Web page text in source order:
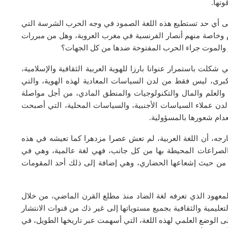
أي حد تستطيع هذه اللغة الصمود في وجه الحرب الشرسة التي
وخاصة منهم أنصار الفرنسية في مغرب العروبة، وهل من مبررات
والموت جراء الحرب المفتوحة ضدها من كل الجهات؟
باستمرار عنوانا بارزا للهوية العربية الثقافية والإسلامية،
ليس فقط من لدن السياسات المعادية لهذه الهوية، والتي
والمال والتكنولوجيات والمنطق المادي، من أجل مواصلة
لدن عملاء السياسات الأجنبية، والسياسات المحلية، التي أصبحت
شعورها بالمسؤولية.
أن اللغة العربية، لم تعش عصرا مزدهرا كما تعيشه في هذه
المحيطة بها من كل جانب، فهي لغة عالمية، وهي في
من حيث إشعاعها الحضاري، وهي إضافة إلى ذلك أحد المقومات
الذي تعرفه لغة الضاد منذ مطلع القرن الماضي، من خلال
والثقافية بجميع مستوياتها إلى غير ذك من قنوات الانتشار
الوضع العلمي لهذه اللغة، التي أسهمت عبر تاريخها الطويل، في